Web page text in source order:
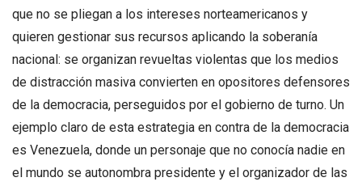
que no se pliegan a los intereses norteamericanos y
quieren gestionar sus recursos aplicando la soberanía
nacional: se organizan revueltas violentas que los medios
de distracción masiva convierten en opositores defensores
de la democracia, perseguidos por el gobierno de turno. Un
ejemplo claro de esta estrategia en contra de la democracia
es Venezuela, donde un personaje que no conocía nadie en
el mundo se autonombra presidente y el organizador de las